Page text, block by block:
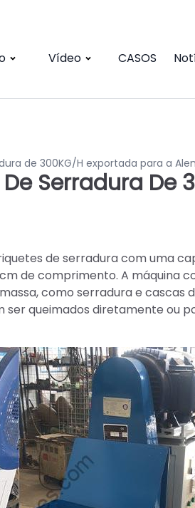
Vídeo CASOS
de 300KG/H exportada para a
Serradura De
de serradura com uma
de comprimento. A máquina
como serradura e cascas
ser queimados diretamente ou